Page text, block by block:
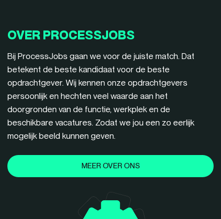
OVER PROCESSJOBS
Bij ProcessJobs gaan we voor de juiste match. Dat
betekent de beste kandidaat voor de beste
opdrachtgever. Wij kennen onze opdrachtgevers
persoonlijk en hechten veel waarde aan het
doorgronden van de functie, werkplek en de
beschikbare vacatures. Zodat we jou een zo eerlijk
mogelijk beeld kunnen geven.
MEER OVER ONS